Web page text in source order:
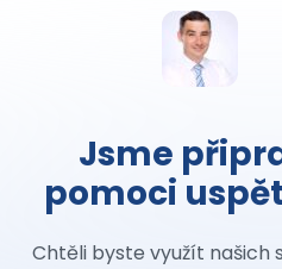
Jsme
pomoci
Chtěli byste využít našich